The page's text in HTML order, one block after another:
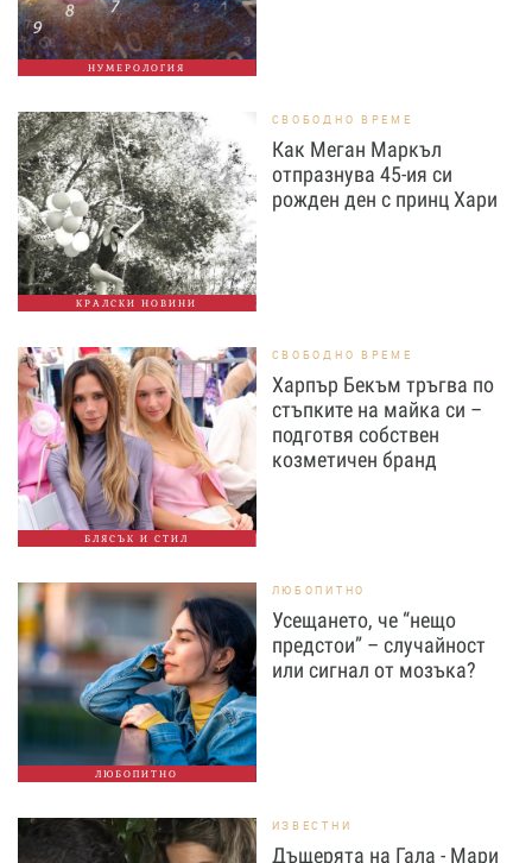
НУМЕРОЛОГИЯ
КРАЛСКИ НОВИНИ
СВОБОДНО ВРЕМЕ
Как Меган Маркъл
отпразнува 45-ия си
рожден ден с принц Хари
БЛЯСЪК И СТИЛ
СВОБОДНО ВРЕМЕ
Харпър Бекъм тръгва по
стъпките на майка си –
подготвя собствен
козметичен бранд
ЛЮБОПИТНО
ЛЮБОПИТНО
Усещането, че “нещо
предстои” – случайност
или сигнал от мозъка?
ИЗВЕСТНИ
Дъщерята на Гала - Мари